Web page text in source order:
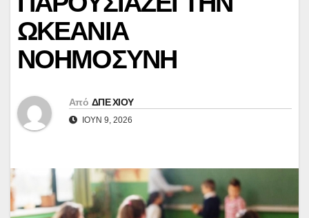
ΩΚΕΑΝΙΑ
ΝΟΗΜΟΣΥΝΗ
Από ΔΠΕ ΧΙΟΥ
ΙΟΎΝ 9, 2026